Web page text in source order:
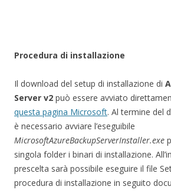
Procedura di installazione
Il download del setup di installazione di
Server v2 può essere avviato
questa pagina Microsoft. Al termine del
è necessario avviare l’eseguibile
MicrosoftAzureBackupServerInstaller.exe
singola folder i binari di installazione.
prescelta sarà possibile eseguire il file
procedura di installazione in seguito